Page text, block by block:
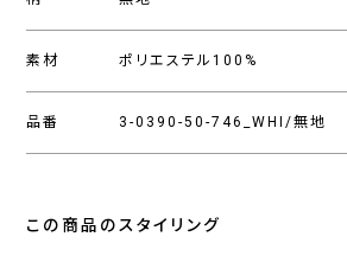
素材 ポリエステル100%
品番 3-0390-50-746_WHI/無地
この商品のスタイリング